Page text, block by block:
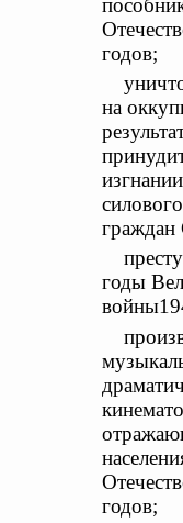
годов;
на
годы
годов;